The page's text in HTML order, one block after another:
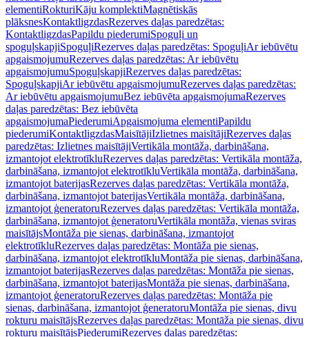
elementiRokturiKāju komplektiMagnētiskās
plāksnesKontaktligzdasRezerves daļas paredzētas:
KontaktligzdasPapildu piederumiSpoguļi un
spoguļskapjiSpoguļiRezerves daļas paredzētas: SpoguļiAr iebūvētu
apgaismojumuRezerves daļas paredzētas: Ar iebūvētu
apgaismojumuSpoguļskapjiRezerves daļas paredzētas:
SpoguļskapjiAr iebūvētu apgaismojumuRezerves daļas paredzētas:
Ar iebūvētu apgaismojumuBez iebūvēta apgaismojumaRezerves
daļas paredzētas: Bez iebūvēta
apgaismojumaPiederumiApgaismojuma elementiPapildu
piederumiKontaktligzdasMaisītājiIzlietnes maisītājiRezerves daļas
paredzētas: Izlietnes maisītājiVertikāla montāža, darbināšana,
izmantojot elektrotīkluRezerves daļas paredzētas: Vertikāla montāža,
darbināšana, izmantojot elektrotīkluVertikāla montāža, darbināšana,
izmantojot baterijasRezerves daļas paredzētas: Vertikāla montāža,
darbināšana, izmantojot baterijasVertikāla montāža, darbināšana,
izmantojot ģeneratoruRezerves daļas paredzētas: Vertikāla montāža,
darbināšana, izmantojot ģeneratoruVertikāla montāža, vienas sviras
maisītājsMontāža pie sienas, darbināšana, izmantojot
elektrotīkluRezerves daļas paredzētas: Montāža pie sienas,
darbināšana, izmantojot elektrotīkluMontāža pie sienas, darbināšana,
izmantojot baterijasRezerves daļas paredzētas: Montāža pie sienas,
darbināšana, izmantojot baterijasMontāža pie sienas, darbināšana,
izmantojot ģeneratoruRezerves daļas paredzētas: Montāža pie
sienas, darbināšana, izmantojot ģeneratoruMontāža pie sienas, divu
rokturu maisītājsRezerves daļas paredzētas: Montāža pie sienas, divu
rokturu maisītājsPiederumiRezerves daļas paredzētas: